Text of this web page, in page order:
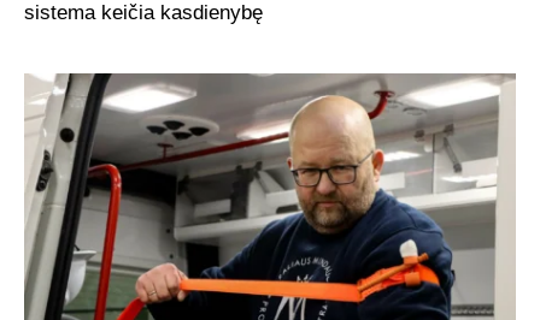
sistema keičia kasdienybę